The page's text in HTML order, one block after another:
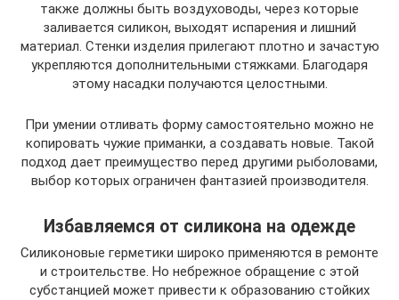
также должны быть воздуховоды, через которые
заливается силикон, выходят испарения и лишний
материал. Стенки изделия прилегают плотно и зачастую
укрепляются дополнительными стяжками. Благодаря
этому насадки получаются целостными.
При умении отливать форму самостоятельно можно не
копировать чужие приманки, а создавать новые. Такой
подход дает преимущество перед другими рыболовами,
выбор которых ограничен фантазией производителя.
Избавляемся от силикона на одежде
Силиконовые герметики широко применяются в ремонте
и строительстве. Но небрежное обращение с этой
субстанцией может привести к образованию стойких